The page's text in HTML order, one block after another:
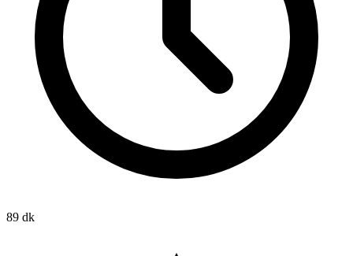
89 dk